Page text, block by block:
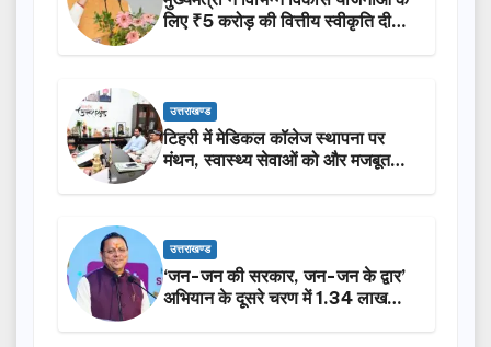
लिए ₹5 करोड़ की वित्तीय स्वीकृति दी…
उत्तराखण्ड
टिहरी में मेडिकल कॉलेज स्थापना पर
मंथन, स्वास्थ्य सेवाओं को और मजबूत
उत्तराखण्ड
‘जन-जन की सरकार, जन-जन के द्वार’
अभियान के दूसरे चरण में 1.34 लाख